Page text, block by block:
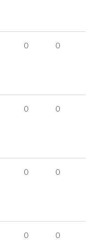
0 0
0 0
0 0
0 0